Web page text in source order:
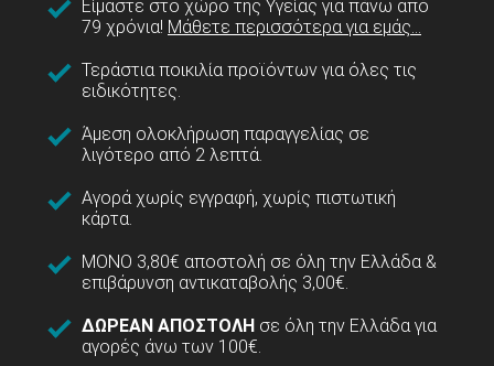
Είμαστε στο χώρο της Υγείας για πάνω από
79 χρόνια! Μάθετε περισσότερα για εμάς...
Τεράστια ποικιλία προϊόντων για όλες τις
ειδικότητες.
Άμεση ολοκλήρωση παραγγελίας σε
λιγότερο από 2 λεπτά.
Αγορά χωρίς εγγραφή, χωρίς πιστωτική
κάρτα.
ΜΟΝΟ 3,80€ αποστολή σε όλη την Ελλάδα &
επιβάρυνση αντικαταβολής 3,00€.
ΔΩΡΕΑΝ ΑΠΟΣΤΟΛΗ σε όλη την Ελλάδα για
αγορές άνω των 100€.